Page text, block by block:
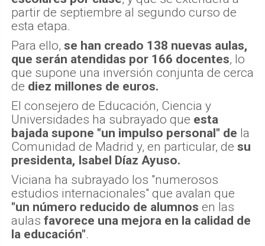
partir de septiembre al segundo curso de
esta etapa.
Para ello, se han creado 138 nuevas aulas,
que serán atendidas por 166 docentes, lo
que supone una inversión conjunta de cerca
de diez millones de euros.
El consejero de Educación, Ciencia y
Universidades ha subrayado que esta
bajada supone "un impulso personal" de la
Comunidad de Madrid y, en particular, de su
presidenta, Isabel Díaz Ayuso.
Viciana ha subrayado los "numerosos
estudios internacionales" que avalan que
"un número reducido de alumnos en las
aulas favorece una mejora en la calidad de
la educación".